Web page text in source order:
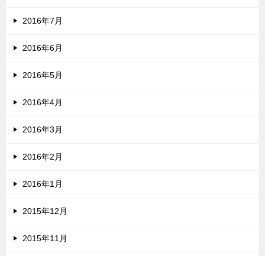
2016年7月
2016年6月
2016年5月
2016年4月
2016年3月
2016年2月
2016年1月
2015年12月
2015年11月